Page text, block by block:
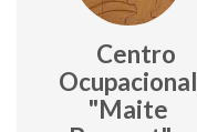
Centro
Ocupacional
"Maite